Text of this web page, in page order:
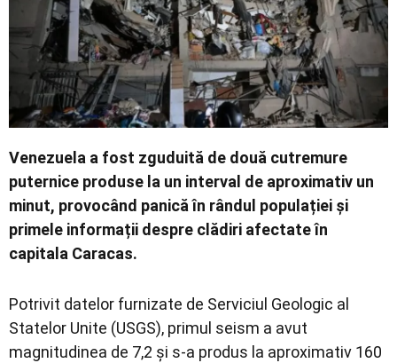
Venezuela a fost zguduită de două cutremure
puternice produse la un interval de aproximativ un
minut, provocând panică în rândul populației și
primele informații despre clădiri afectate în
capitala Caracas.
Potrivit datelor furnizate de Serviciul Geologic al
Statelor Unite (USGS), primul seism a avut
magnitudinea de 7,2 și s-a produs la aproximativ 160